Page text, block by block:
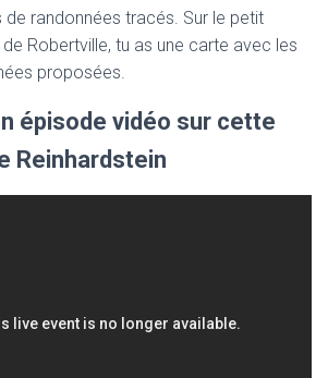
de randonnées tracés. Sur le petit
Robertville, tu as une carte avec les
proposées.
épisode vidéo sur cette
Reinhardstein